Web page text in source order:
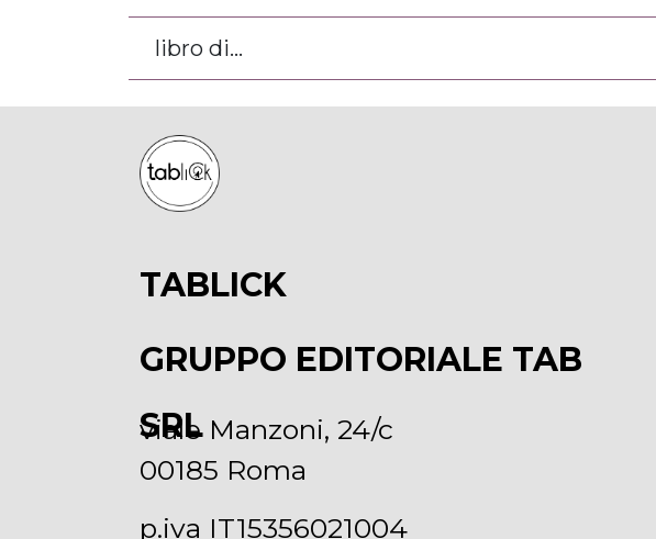
libro di...
viale Manzoni, 24/c
00185 Roma
p.iva IT15356021004
TABLICK
GRUPPO EDITORIALE TAB
SRL